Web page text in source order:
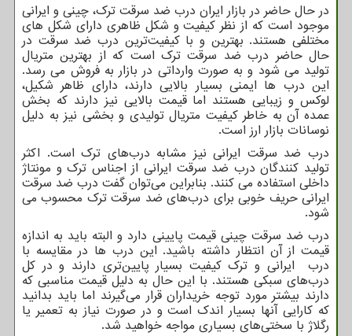
در حال حاضر در بازار ایران درب ضد سرقت ترک، چینی و ایرانی
موجود است که از نظر کیفیت و شکل ظاهری دارای شکل های
مختلفی هستند. بهترین و با کیفیت‌ترین درب ضد سرقت در
حال حاضر درب ضد سرقت ترک است که از بهترین متریال
تولید می شود و به صورت وارداتی در بازار به فروش می رسد.
این درب ها ایمنی بسیار بالایی دارند، دارای ظاهر شکیل،
لوکس و زیبایی هستند اما قیمت بالایی نیز دارند که بخش
عمده آن به خاطر کیفیت متریال تولیدی و بخشی نیز به دلیل
نوسانات بازار ارز است.
درب ضد سرقت ایرانی نیز مشابه درب‌های ترک است. اکثر
تولید کنندگان درب ضد سرقت ایرانی از اجناس ترک و مونتاژ
داخلی استفاده می کنند. بنابراین می‌توان گفت درب ضد سرقت
ایرانی حریف خوبی برای درب‌های ضد سرقت ترک محسوب می
شود.
درب ضد سرقت چینی قیمت پایینی دارد و البته باید به اندازه
قیمت از آن انتظار داشته باشید. این درب ها در مقایسه با
درب ایرانی و ترک کیفیت بسیار پایین‌تری دارند و در کل
درب‌های سبکی هستند. با این حال به دلیل قیمت مناسبی که
دارند بیشتر مورد توجه خریداران قرار می‌گیرند اما باید بدانید
که کارایی آنها بسیار اندک است و در صورت نیاز به تعمیر یا
رگلاژ با سختی‌های بسیاری مواجه خواهید شد.